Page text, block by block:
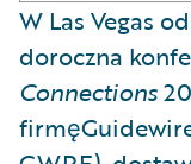
W Las Vegas
doroczna
Connections